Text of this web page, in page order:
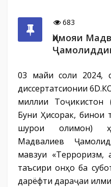
683
Ҳимояи
03 майи соли 2024,
диссертатсионии
миллии
Буни Ҳисорак,
шурои олимон)
Мадвалиев
мавзуи «Терроризм,
таъсири онҳо ба
дарёфти дараҷаи